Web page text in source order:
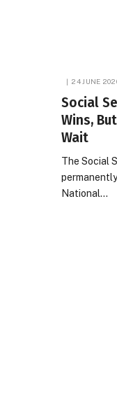
24 JUNE
Social
Wins,
Wait
The Social
National…